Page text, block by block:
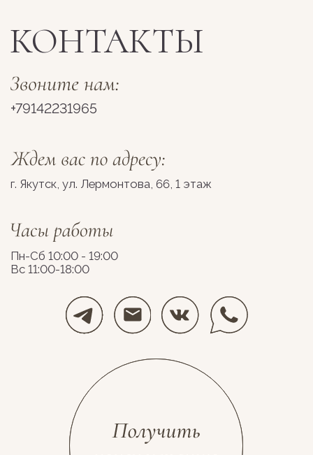
Космос Декор, 2026 Разработка сайта
stolyarovadesign.ru